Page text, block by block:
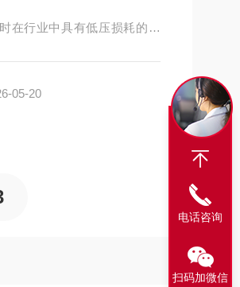
在行业中具有低压损耗的优
05-20
电话咨询
扫码加微信